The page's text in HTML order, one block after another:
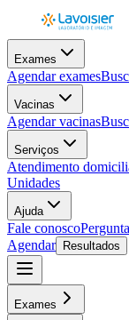
Exames
Agendar exames
Vacinas
Agendar vacinas
Serviços
Atendimento
Unidades
Ajuda
Fale conosco
Agendar
Resultados
Exames